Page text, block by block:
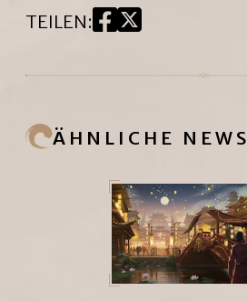
TEILEN:
ÄHNLICHE NEWS